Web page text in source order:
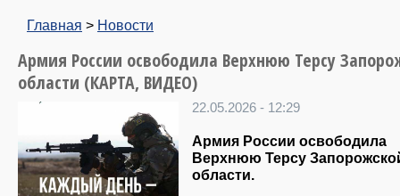
Главная > Новости
Армия России освободила Верхнюю Терсу
области (КАРТА, ВИДЕО)
22.05.2026 - 12:29
Армия России освободила
Верхнюю Терсу
области.